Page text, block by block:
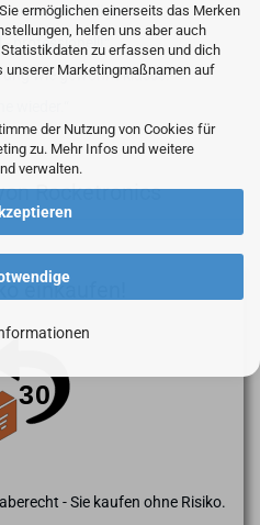
ermöglichen einerseits das Merken
helfen uns aber auch
zu erfassen und dich
unserer Marketingmaßnamen auf
der Nutzung von Cookies für
zu. Mehr Infos und weitere
verwalten.
customer delight
professionell!
wie gewohnt klasse.
Rocketronics
einkaufen!
- Sie kaufen ohne Risiko.